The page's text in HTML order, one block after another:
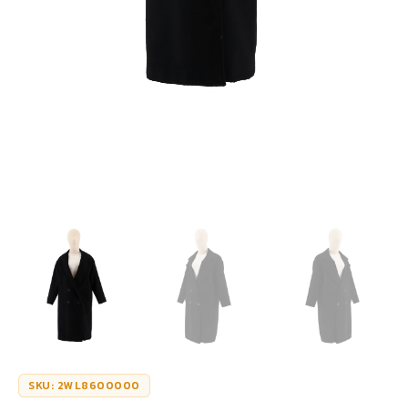
SKU: 2WL8600000